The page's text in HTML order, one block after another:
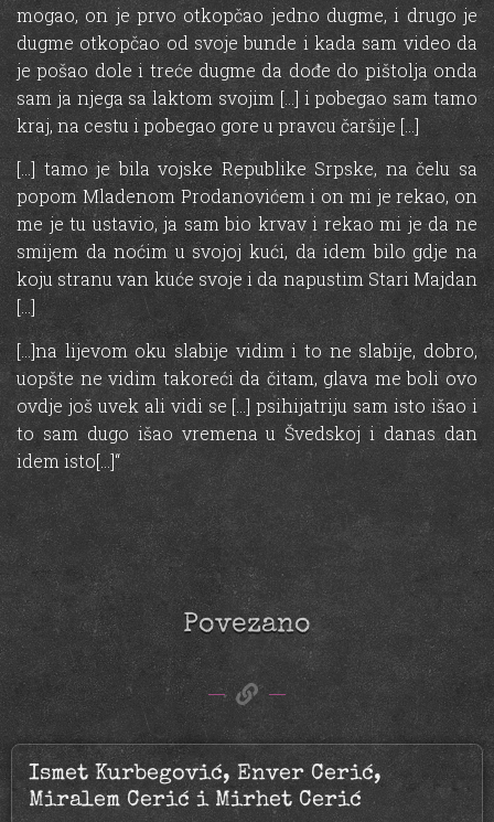
mogao, on je prvo otkopčao jedno dugme, i drugo je
dugme otkopčao od svoje bunde i kada sam video da
je pošao dole i treće dugme da dođe do pištolja onda
sam ja njega sa laktom svojim […] i pobegao sam tamo
kraj, na cestu i pobegao gore u pravcu čaršije […]
[…] tamo je bila vojske Republike Srpske, na čelu sa
popom Mladenom Prodanovićem i on mi je rekao, on
me je tu ustavio, ja sam bio krvav i rekao mi je da ne
smijem da noćim u svojoj kući, da idem bilo gdje na
koju stranu van kuće svoje i da napustim Stari Majdan
[…]
[…]na lijevom oku slabije vidim i to ne slabije, dobro,
uopšte ne vidim takoreći da čitam, glava me boli ovo
ovdje još uvek ali vidi se […] psihijatriju sam isto išao i
to sam dugo išao vremena u Švedskoj i danas dan
idem isto[…]“
Povezano
Ismet Kurbegović, Enver Cerić,
Miralem Cerić i Mirhet Cerić